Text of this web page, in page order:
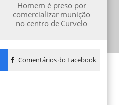
Homem é preso por
comercializar munição
no centro de Curvelo
Comentários do Facebook